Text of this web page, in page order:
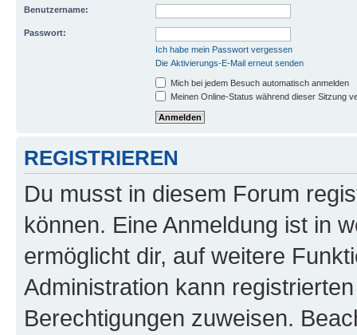
Benutzername:
Passwort:
Ich habe mein Passwort vergessen
Die Aktivierungs-E-Mail erneut senden
Mich bei jedem Besuch automatisch anmelden
Meinen Online-Status während dieser Sitzung
REGISTRIEREN
Du musst in diesem Forum
können. Eine Anmeldung ist in
ermöglicht dir, auf weitere
Administration kann
Berechtigungen zuweisen.